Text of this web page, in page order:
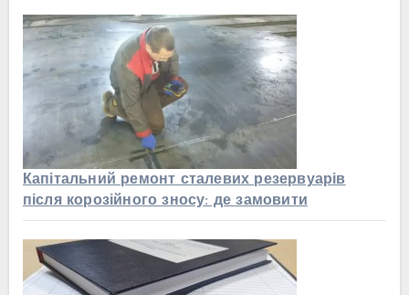
Капітальний ремонт сталевих резервуарів
після корозійного зносу: де замовити